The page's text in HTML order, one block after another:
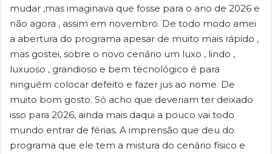
mudar ,mas imaginava que fosse para o ano de 2026 e
não agora , assim em novembro. De todo modo amei
a abertura do programa apesar de muito mais rápido ,
mas gostei, sobre o novo cenário um luxo , lindo ,
luxuoso , grandioso e bem tecnológico é para
ninguém colocar defeito e fazer jus ao nome. De
muito bom gosto. Só acho que deveriam ter deixado
isso para 2026, ainda mais daqui a pouco vai todo
mundo entrar de férias. A imprensão que deu do
programa que ele tem a mistura do cenário físico e